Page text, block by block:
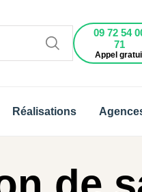
09 72 54
71
Appel
Réalisations